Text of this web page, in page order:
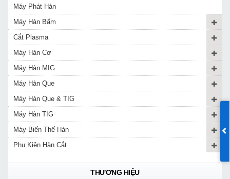
Máy Phát Hàn
Máy Hàn Bấm
Cắt Plasma
Máy Hàn Cơ
Máy Hàn MIG
Máy Hàn Que
Máy Hàn Que & TIG
Máy Hàn TIG
Máy Biến Thế Hàn
Phụ Kiện Hàn Cắt
THƯƠNG HIỆU